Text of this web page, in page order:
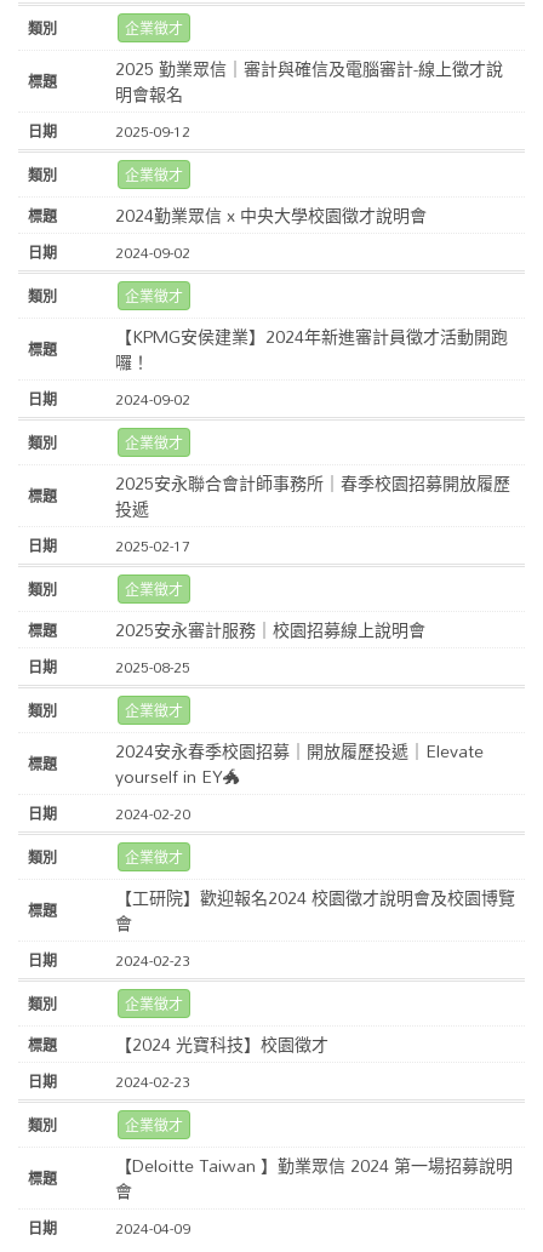
企業徵才
2025 勤業眾信｜審計與確信及電腦審計-線上徵才說
明會報名
2025-09-12
企業徵才
2024勤業眾信 x 中央大學校園徵才說明會
2024-09-02
企業徵才
【KPMG安侯建業】2024年新進審計員徵才活動開跑
囉！
2024-09-02
企業徵才
2025安永聯合會計師事務所｜春季校園招募開放履歷
投遞
2025-02-17
企業徵才
2025安永審計服務｜校園招募線上說明會
2025-08-25
企業徵才
2024安永春季校園招募｜開放履歷投遞｜Elevate
yourself in EY🐲
2024-02-20
企業徵才
【工研院】歡迎報名2024 校園徵才說明會及校園博覽
會
2024-02-23
企業徵才
【2024 光寶科技】校園徵才
2024-02-23
企業徵才
【Deloitte Taiwan 】勤業眾信 2024 第一場招募說明
會
2024-04-09